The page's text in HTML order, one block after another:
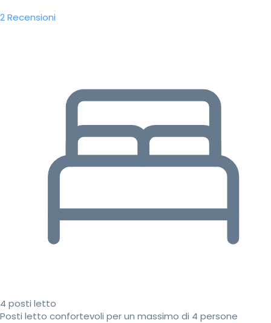
2 Recensioni
4 posti letto
Posti letto confortevoli per un massimo di 4 persone